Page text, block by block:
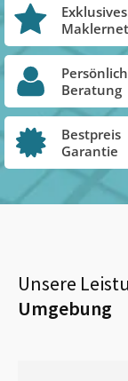
Exklusives
Beratung
Bestpreis
Garantie
Unsere
Umgebung